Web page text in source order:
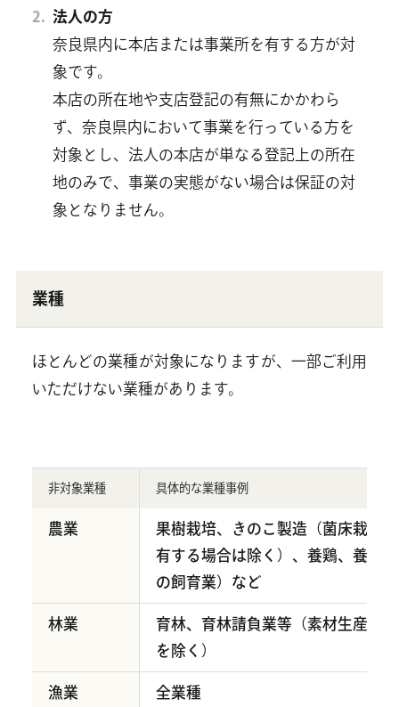
法人の方
奈良県内に本店または事業所を有する方が対
象です。
本店の所在地や支店登記の有無にかかわら
ず、奈良県内において事業を行っている方を
対象とし、法人の本店が単なる登記上の所在
地のみで、事業の実態がない場合は保証の対
象となりません。
業種
ほとんどの業種が対象になりますが、一部ご利用
いただけない業種があります。
非対象業種 具体的な業種事例
農業
果樹栽培、きのこ製造（菌床栽培
有する場合は除く）、養鶏、養豚
の飼育業）など
林業
育林、育林請負業等（素材生産お
を除く）
漁業 全業種